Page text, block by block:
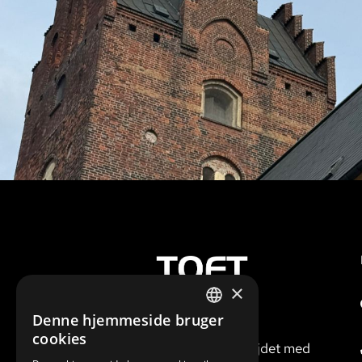
Vi er gode til at
gennemføre arbejdet med
DANISH
×
Denne hjemmeside bruger
cookies